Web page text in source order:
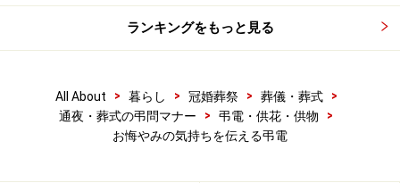
ランキングをもっと見る
All About > 暮らし > 冠婚葬祭 > 葬儀・葬式
>
通夜・葬式の弔問マナー
> 弔電・供花・供物
>
お悔やみの気持ちを伝える弔電